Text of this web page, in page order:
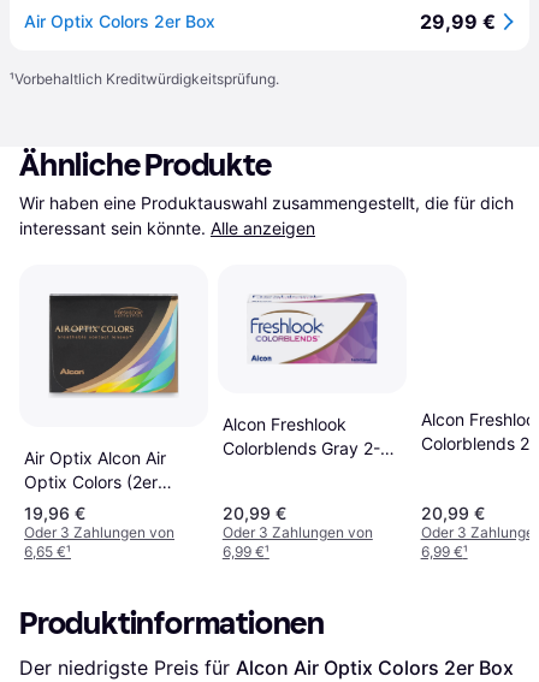
Air Optix Colors 2er Box 29,99 €
¹Vorbehaltlich Kreditwürdigkeitsprüfung.
Ähnliche Produkte
Wir haben eine Produktauswahl zusammengestellt, die für dich
interessant sein könnte. Alle anzeigen
Air Optix Alcon Air
Optix Colors (2er
Packung)
Monatslinsen 0.5 dpt
& BC 8.6
19,96 €
Oder 3 Zahlungen von
6,65 €¹
Alcon Freshlook
Colorblends Gray 2-
20,99 €
Oder 3 Zahlungen von
6,99 €¹
Alcon
Colorblends
20,99 €
Oder 3
6,99 €¹
Produktinformationen
Der niedrigste Preis für Alcon Air Optix Colors 2er Box